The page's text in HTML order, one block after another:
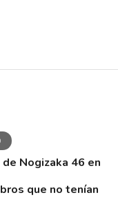
Nogizaka 46 en
que no tenían